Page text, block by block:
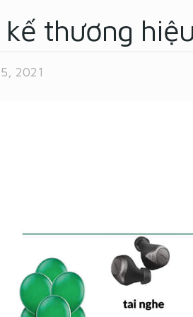
thương
2021